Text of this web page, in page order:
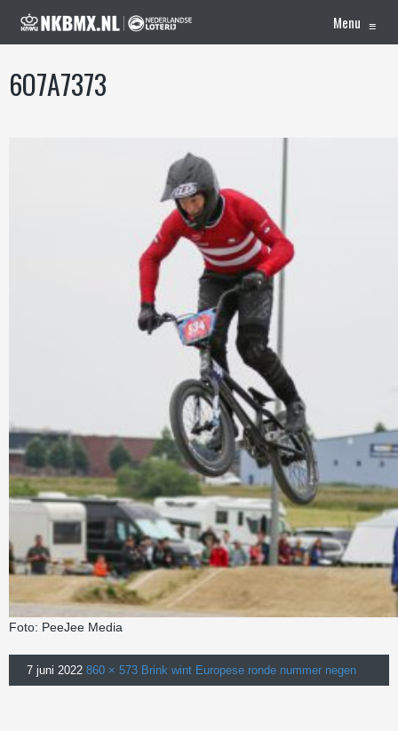
Menu ≡
6O7A7373
Foto: PeeJee Media
7 juni 2022 860 × 573 Brink wint Europese ronde nummer negen